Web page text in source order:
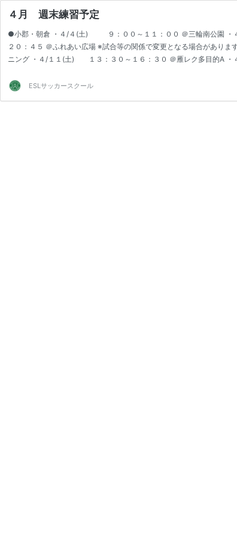
４月 週末練習予定
●小郡・朝倉 ・４/４(土) ９：００～１１：００ ＠三輪南公園
２０：４５ ＠ふれあい広場 ※試合等の関係で変更となる場合があ
ニング ・４/１１(土) １３：３０～１６：３０ ＠雁レク多目的A
ESLサッカースクール